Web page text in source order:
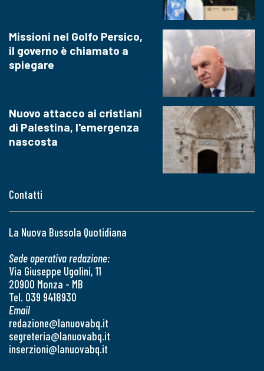
Contatti
La Nuova Bussola Quotidiana
Sede operativa redazione:
Via Giuseppe Ugolini, 11
20900 Monza - MB
Tel. 039 9418930
Email
redazione@lanuovabq.it
segreteria@lanuovabq.it
inserzioni@lanuovabq.it
Missioni nel Golfo Persico,
il governo è chiamato a
spiegare
Nuovo attacco ai cristiani
di Palestina, l'emergenza
nascosta